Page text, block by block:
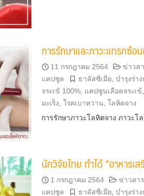
การรักษาและภาวะแทรกซ้อ
11 กรกฎาคม 2564 ข่าวส
แคปซูล
ธาลัสซีเมีย บำรุงร่าง
จระเข้ 100%, แคปซูนเลือดจระเข้
มะเร็ง โรคเบาหวาน โลหิตจาง
การรักษาภาวะโลหิตจาง ภาวะ
นักวิจัยไทย ทำได้ “อาหารเส
1 กรกฎาคม 2564 ข่าวสา
แคปซูล
ธาลัสซีเมีย บำรุงร่าง